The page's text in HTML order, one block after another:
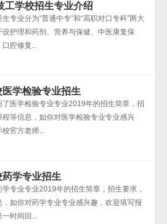
工学校招生专业介绍
专业分为“普通中专”和“高职对口专科”两大
护理和药剂、营养与保健、中医康复保
口腔修复...
学检验专业招生
医学检验专业专业2019年的招生简章，招
等信息，如你对医学检验专业专业感兴
校官方老师...
学专业招生
专业专业2019年的招生简章，招生要求，
如你对药学专业专业感兴趣，欢迎填写报
一时间回...